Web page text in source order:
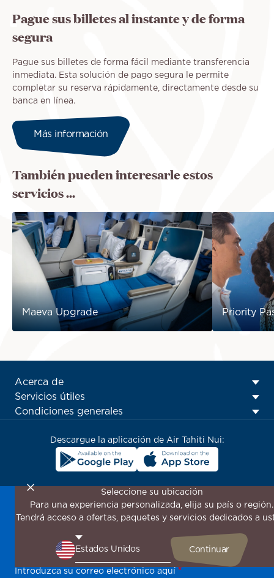
Pague sus billetes al instante y de forma
segura
Pague sus billetes de forma fácil mediante transferencia
inmediata. Esta solución de pago segura le permite
completar su reserva rápidamente, directamente desde su
banca en línea.
Más información
También pueden interesarle estos
servicios ...
Maeva Upgrade Priority
ATN:
Footer
menu
block
Acerca de
Servicios útiles
Condiciones generales
Descargue la aplicación de Air Tahiti Nui:
¡Suscríbase a nuestro boletín de noticias para recibir las
últimas novedades!
promociones especiales, descubra nuestros destinos y
encuentre inspiración para su próximo viaje.
Introduzca su correo electrónico aquí
Seleccione su ubicación
Para una experiencia personalizada, elija su país o región.
Tendrá acceso a ofertas, paquetes y servicios dedicados a